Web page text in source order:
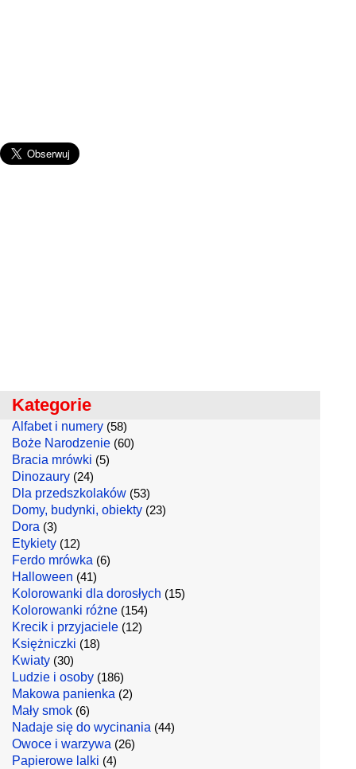
Kategorie
Alfabet i numery (58)
Boże Narodzenie (60)
Bracia mrówki (5)
Dinozaury (24)
Dla przedszkolaków (53)
Domy, budynki, obiekty (23)
Dora (3)
Etykiety (12)
Ferdo mrówka (6)
Halloween (41)
Kolorowanki dla dorosłych (15)
Kolorowanki różne (154)
Krecik i przyjaciele (12)
Księżniczki (18)
Kwiaty (30)
Ludzie i osoby (186)
Makowa panienka (2)
Mały smok (6)
Nadaje się do wycinania (44)
Owoce i warzywa (26)
Papierowe lalki (4)